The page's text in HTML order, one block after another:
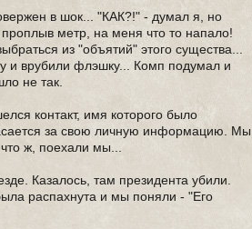
в шок... "КАК?!" - думал я, но
метр, на меня что то напало!
из "объятий" этого существа...
и врубили флэшку... Комп подумал и
не так.
контакт, имя которого было
за свою личную информацию. Мы
ж, поехали мы...
Казалось, там президента убили.
распахнута и мы поняли - "Его